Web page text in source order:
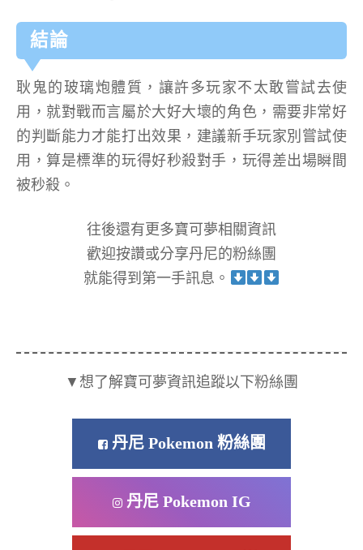
結論
耿鬼的玻璃炮體質，讓許多玩家不太敢嘗試去使
用，就對戰而言屬於大好大壞的角色，需要非常好
的判斷能力才能打出效果，建議新手玩家別嘗試使
用，算是標準的玩得好秒殺對手，玩得差出場瞬間
被秒殺。
往後還有更多寶可夢相關資訊
歡迎按讚或分享丹尼的粉絲團
就能得到第一手訊息。
▼想了解寶可夢資訊追蹤以下粉絲團
丹尼 Pokemon 粉絲團
丹尼 Pokemon IG